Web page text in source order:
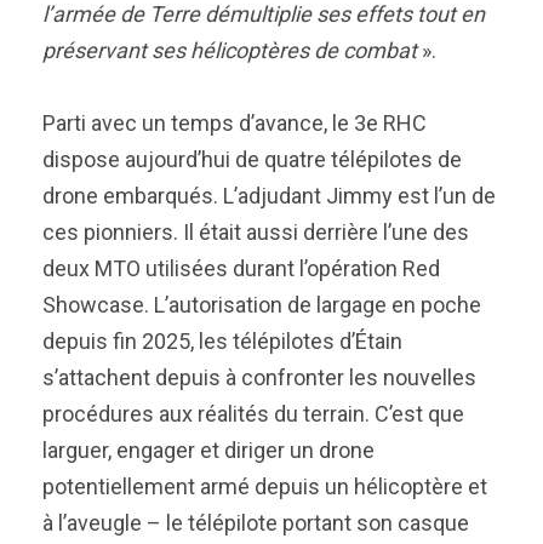
l’armée de Terre démultiplie ses effets tout en
préservant ses hélicoptères de combat».
Parti avec un temps d’avance, le 3e RHC
dispose aujourd’hui de quatre télépilotes de
drone embarqués. L’adjudant Jimmy est l’un de
ces pionniers. Il était aussi derrière l’une des
deux MTO utilisées durant l’opération Red
Showcase. L’autorisation de largage en poche
depuis fin 2025, les télépilotes d’Étain
s’attachent depuis à confronter les nouvelles
procédures aux réalités du terrain. C’est que
larguer, engager et diriger un drone
potentiellement armé depuis un hélicoptère et
à l’aveugle – le télépilote portant son casque